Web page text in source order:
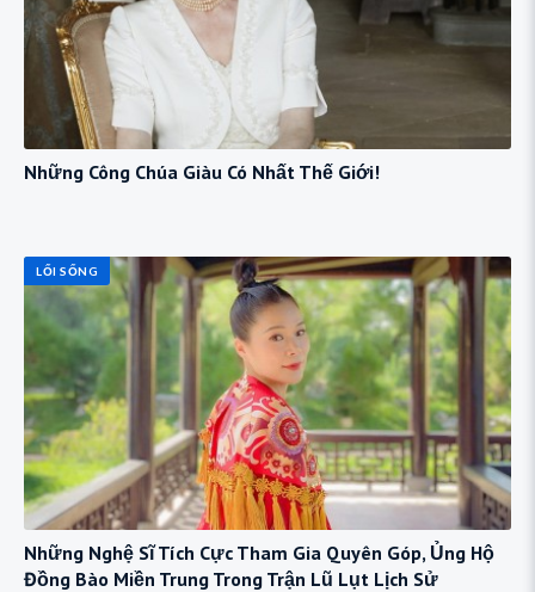
Những Công Chúa Giàu Có Nhất Thế Giới!
LỐI SỐNG
Những Nghệ Sĩ Tích Cực Tham Gia Quyên Góp, Ủng Hộ
Đồng Bào Miền Trung Trong Trận Lũ Lụt Lịch Sử